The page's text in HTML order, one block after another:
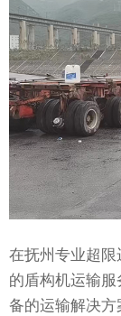
在抚州专业超
的盾构机运输
备的运输解决